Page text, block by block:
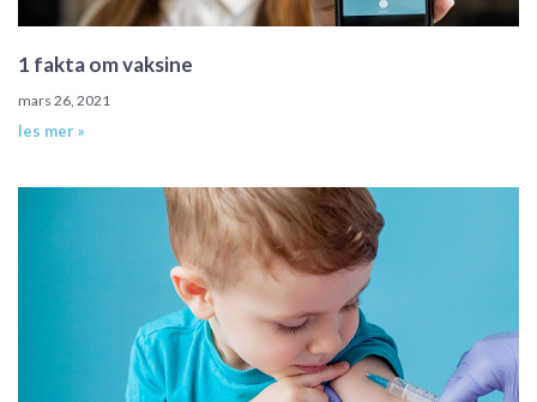
1 fakta om vaksine
mars 26, 2021
les mer »